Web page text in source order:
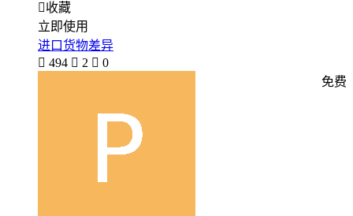
收藏
立即使用
进口货物差异
 494  2  0
免费